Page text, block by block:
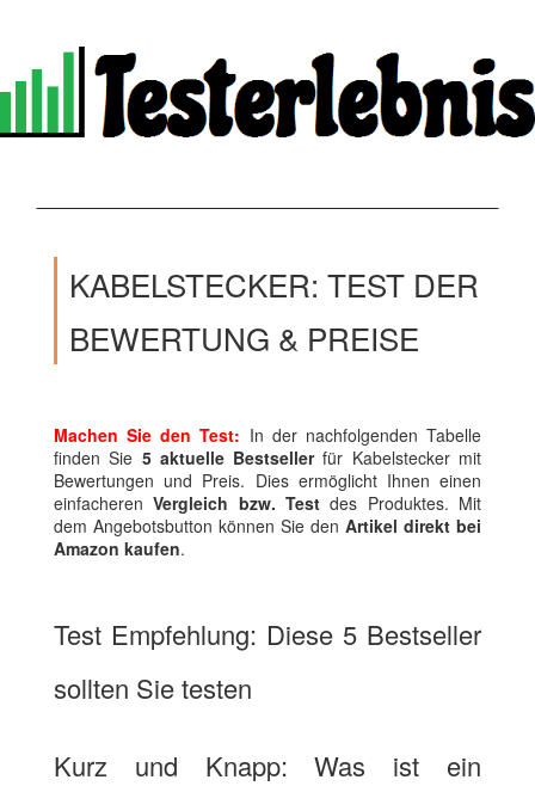
KABELSTECKER: TEST DER
BEWERTUNG & PREISE
Machen Sie den Test: In der nachfolgenden Tabelle
finden Sie 5 aktuelle Bestsellerfür Kabelstecker mit
Bewertungen und Preis. Dies ermöglicht Ihnen einen
einfacherenVergleich bzw. Test des Produktes. Mit
dem Angebotsbutton können Sie den Artikel direkt bei
Amazon kaufen.
Test Empfehlung: Diese 5 Bestseller
sollten Sie testen
Kurz und Knapp: Was ist ein